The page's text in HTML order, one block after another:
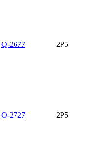
Q-2677 2P5
Q-2727 2P5